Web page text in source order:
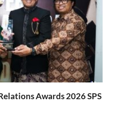
Awards 2026 SPS